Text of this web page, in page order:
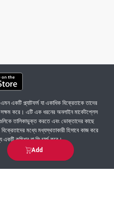
Add
প্ল্যাটফর্ম যা একাধিক বিক্রেতাকে তাদের
করে। এটি এক ধরনের অনলাইন মার্কেটপ্লেস
তালিকাভুক্ত করতে এবং ভোক্তাদের কাছে
মধ্যে মধ্যস্থতাকারী হিসাবে কাজ করে
একটি কমিশন বা ফি চার্জ করে।